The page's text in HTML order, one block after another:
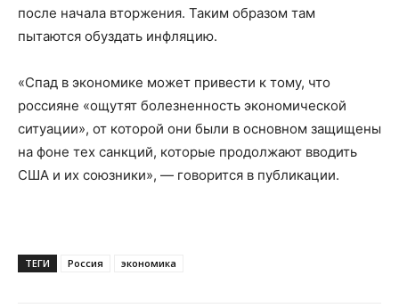
после начала вторжения. Таким образом там
пытаются обуздать инфляцию.
«Спад в экономике может привести к тому, что
россияне «ощутят болезненность экономической
ситуации», от которой они были в основном защищены
на фоне тех санкций, которые продолжают вводить
США и их союзники», — говорится в публикации.
ТЕГИ Россия экономика